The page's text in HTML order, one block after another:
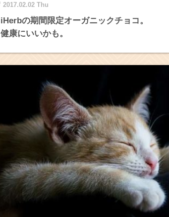
2017.02.02 Thu
iHerbの期間限定オーガニックチョコ。
健康にいいかも。